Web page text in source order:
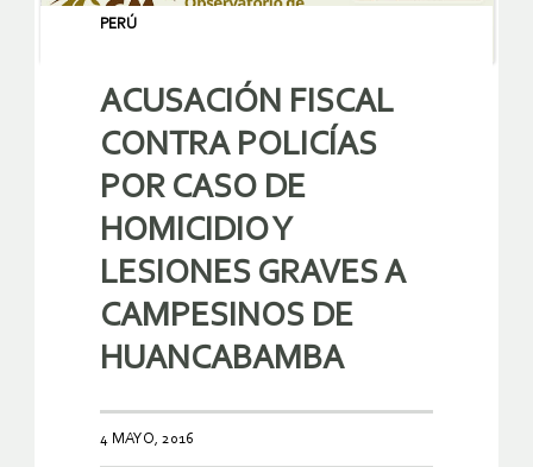
PERÚ
ACUSACIÓN FISCAL
CONTRA POLICÍAS
POR CASO DE
HOMICIDIO Y
LESIONES GRAVES A
CAMPESINOS DE
HUANCABAMBA
4 MAYO, 2016